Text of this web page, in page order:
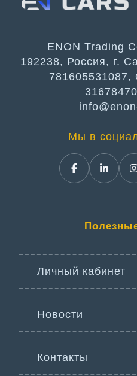
ENON Trading
192238, Россия, г.
Мы в
Личный кабинет
Новости
Контакты